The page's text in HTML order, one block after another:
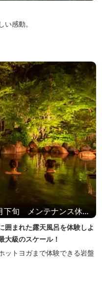
感動。
旬 メンテナンス休業
囲まれた露天風呂を体験しよ
大級のスケール！
ットヨガまで体験できる岩盤